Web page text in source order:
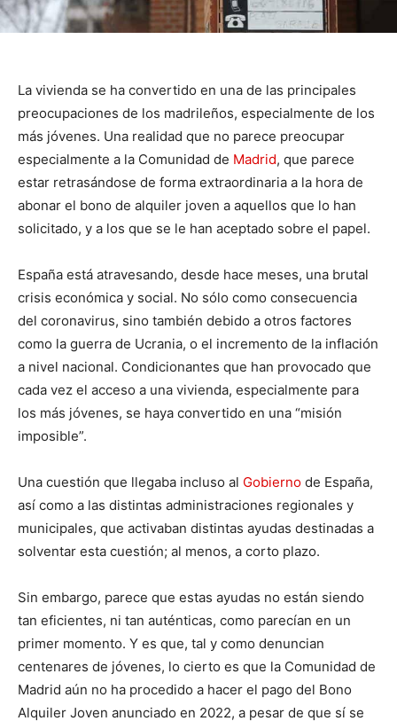
La vivienda se ha convertido en una de las principales
preocupaciones de los madrileños, especialmente de los
más jóvenes. Una realidad que no parece preocupar
especialmente a la Comunidad de Madrid, que parece
estar retrasándose de forma extraordinaria a la hora de
abonar el bono de alquiler joven a aquellos que lo han
solicitado, y a los que se le han aceptado sobre el papel.
España está atravesando, desde hace meses, una brutal
crisis económica y social. No sólo como consecuencia
del coronavirus, sino también debido a otros factores
como la guerra de Ucrania, o el incremento de la inflación
a nivel nacional. Condicionantes que han provocado que
cada vez el acceso a una vivienda, especialmente para
los más jóvenes, se haya convertido en una “misión
imposible”.
Una cuestión que llegaba incluso al Gobierno de España,
así como a las distintas administraciones regionales y
municipales, que activaban distintas ayudas destinadas a
solventar esta cuestión; al menos, a corto plazo.
Sin embargo, parece que estas ayudas no están siendo
tan eficientes, ni tan auténticas, como parecían en un
primer momento. Y es que, tal y como denuncian
centenares de jóvenes, lo cierto es que la Comunidad de
Madrid aún no ha procedido a hacer el pago del Bono
Alquiler Joven anunciado en 2022, a pesar de que sí se